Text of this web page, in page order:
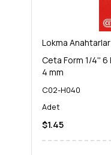
Lokma
Ceta Form 1/4'' 6
4 mm
C02-H040
Adet
$1.45